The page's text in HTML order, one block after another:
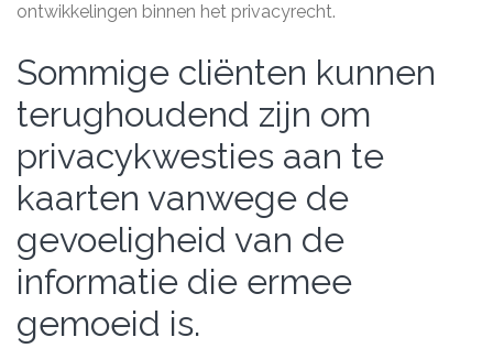
ontwikkelingen binnen het privacyrecht.
Sommige cliënten kunnen
terughoudend zijn om
privacykwesties aan te
kaarten vanwege de
gevoeligheid van de
informatie die ermee
gemoeid is.